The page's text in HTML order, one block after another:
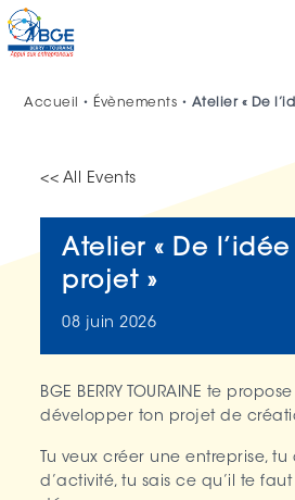
Accueil • Évènements • Atelier « De
<< All Events
Atelier « De
projet »
08 juin 2026
BGE BERRY TOURAINE te
développer ton projet de
Tu veux créer une entreprise,
d’activité, tu sais ce qu’il te